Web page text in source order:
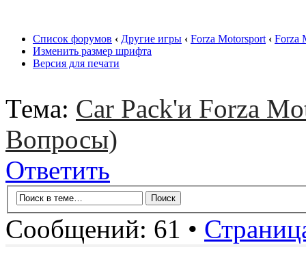
Список форумов ‹ Другие игры ‹ Forza Motorsport ‹ Forza
Изменить размер шрифта
Версия для печати
Тема: Car Pack'и Forza
Вопросы)
Ответить
Сообщений: 61 •